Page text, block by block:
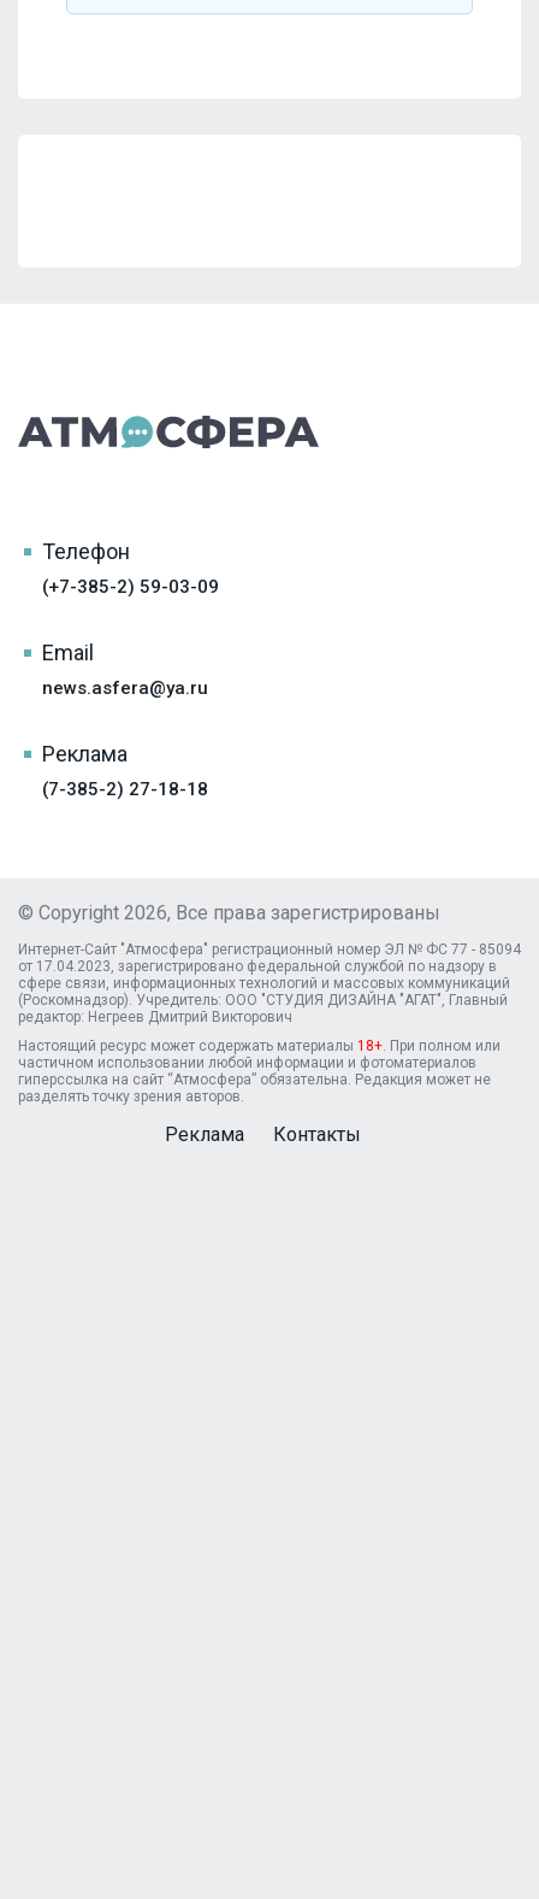
Телефон
(+7-385-2) 59-03-09
Email
news.asfera@ya.ru
Реклама
(7-385-2) 27-18-18
© Copyright 2026, Все права зарегистрированы
Интернет-Сайт "Атмосфера" регистрационный номер ЭЛ № ФС 77 - 85094
от 17.04.2023, зарегистрировано федеральной службой по надзору в
сфере связи, информационных технологий и массовых коммуникаций
(Роскомнадзор). Учредитель: ООО "СТУДИЯ ДИЗАЙНА "АГАТ", Главный
редактор: Негреев Дмитрий Викторович
Настоящий ресурс может содержать материалы 18+. При полном или
частичном использовании любой информации и фотоматериалов
гиперссылка на сайт “Атмосфера” обязательна. Редакция может не
разделять точку зрения авторов.
Реклама Контакты